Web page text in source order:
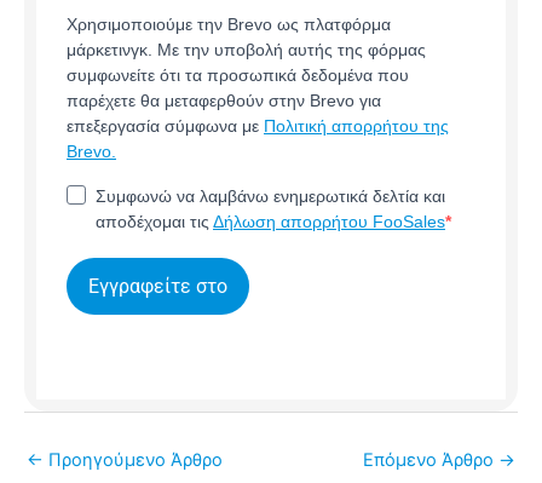
Χρησιμοποιούμε την Brevo ως πλατφόρμα
μάρκετινγκ. Με την υποβολή αυτής της φόρμας
συμφωνείτε ότι τα προσωπικά δεδομένα που
παρέχετε θα μεταφερθούν στην Brevo για
επεξεργασία σύμφωνα με Πολιτική απορρήτου της
Brevo.
Συμφωνώ να λαμβάνω ενημερωτικά δελτία και
αποδέχομαι τις Δήλωση απορρήτου FooSales
Εγγραφείτε στο
← Προηγούμενο Άρθρο Επόμενο Άρθρο →